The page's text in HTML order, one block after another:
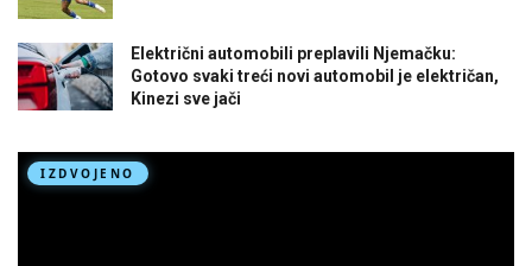
Električni automobili preplavili Njemačku:
Gotovo svaki treći novi automobil je električan,
Kinezi sve jači